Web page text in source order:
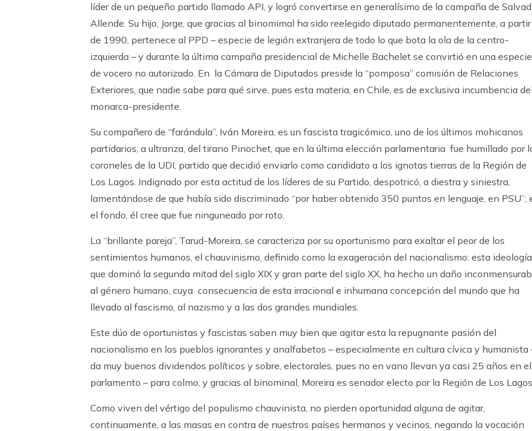
líder de un pequeño partido llamado API, y logró convertirse en generalísimo de la campaña de
Allende. Su hijo, Jorge, que gracias al binomimal ha sido reelegido diputado permanentemente, a partir
de 1990, pertenece al PPD – especie de legión extranjera de todo lo que bota la ola de la centro-
izquierda – y durante la última campaña presidencial de Michelle Bachelet se convirtió en una especie
de vocero no autorizado. En la Cámara de Diputados preside la “pomposa” comisión de Relaciones
Exteriores, que nadie sabe para qué sirve, pues esta materia, en Chile, es de exclusiva incumbencia del
monarca-presidente.
Su compañero de “farándula”, Iván Moreira, es un fascista tragicómico, uno de los últimos mohicanos
partidarios, a ultranza, del tirano Pinochet, que en la última elección parlamentaria fue humillado por
coroneles de la UDI, partido que decidió enviarlo como candidato a los ignotas tierras de la Región de
Los Lagos. Indignado por esta actitud de los líderes de su Partido, despotricó, a diestra y siniestra,
lamentándose de que había sido discriminado “por haber obtenido 350 puntos en lenguaje, en PSU”;
el fondo, él cree que fue ninguneado por roto.
La “brillante pareja”, Tarud-Moreira, se caracteriza por su oportunismo para exaltar el peor de los
sentimientos humanos, el chauvinismo, definido como la exageración del nacionalismo: esta
que dominó la segunda mitad del siglo XIX y gran parte del siglo XX, ha hecho un daño
al género humano, cuya consecuencia de esta irracional e inhumana concepción del mundo que ha
llevado al fascismo, al nazismo y a las dos grandes mundiales.
Este dúo de oportunistas y fascistas saben muy bien que agitar esta la repugnante pasión del
nacionalismo en los pueblos ignorantes y analfabetos – especialmente en cultura cívica y humanista
da muy buenos dividendos políticos y sobre, electorales, pues no en vano llevan ya casi 25 años en el
parlamento – para colmo, y gracias al binominal, Moreira es senador electo por la Región de Los
Como viven del vértigo del populismo chauvinista, no pierden oportunidad alguna de agitar,
continuamente, a las masas en contra de nuestros países hermanos y vecinos, negando la vocación